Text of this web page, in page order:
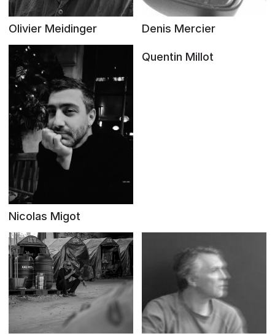
Olivier Meidinger Denis Mercier
Nicolas Migot
Quentin Millot